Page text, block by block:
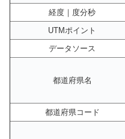
経度｜度分秒
UTMポイント
データソース
都道府県名
都道府県コード